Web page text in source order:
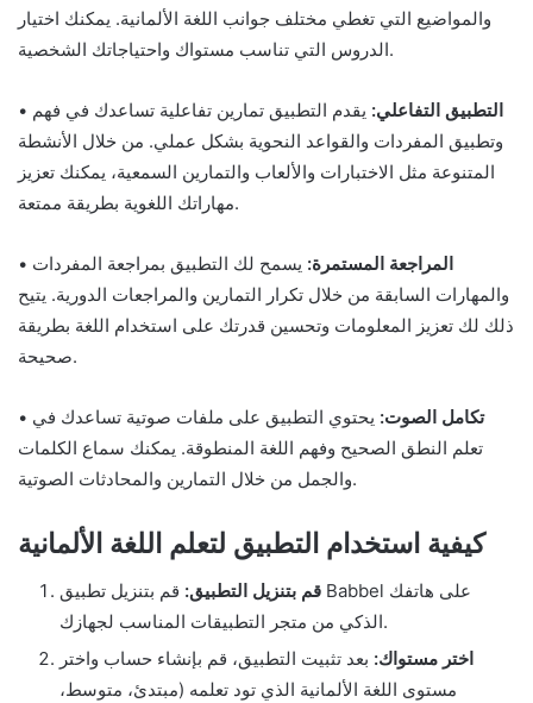
والمواضيع التي تغطي مختلف جوانب اللغة الألمانية. يمكنك اختيار
الدروس التي تناسب مستواك واحتياجاتك الشخصية.
• التطبيق التفاعلي: يقدم التطبيق تمارين تفاعلية تساعدك في فهم
وتطبيق المفردات والقواعد النحوية بشكل عملي. من خلال الأنشطة
المتنوعة مثل الاختبارات والألعاب والتمارين السمعية، يمكنك تعزيز
مهاراتك اللغوية بطريقة ممتعة.
• المراجعة المستمرة: يسمح لك التطبيق بمراجعة المفردات
والمهارات السابقة من خلال تكرار التمارين والمراجعات الدورية. يتيح
ذلك لك تعزيز المعلومات وتحسين قدرتك على استخدام اللغة بطريقة
صحيحة.
• تكامل الصوت: يحتوي التطبيق على ملفات صوتية تساعدك في
تعلم النطق الصحيح وفهم اللغة المنطوقة. يمكنك سماع الكلمات
والجمل من خلال التمارين والمحادثات الصوتية.
كيفية استخدام التطبيق لتعلم اللغة الألمانية
قم بتنزيل التطبيق: قم بتنزيل تطبيق Babbel على هاتفك
الذكي من متجر التطبيقات المناسب لجهازك.
اختر مستواك: بعد تثبيت التطبيق، قم بإنشاء حساب واختر
مستوى اللغة الألمانية الذي تود تعلمه (مبتدئ، متوسط،